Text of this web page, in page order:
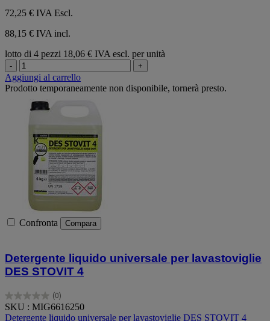
72,25 € IVA Escl.
88,15 € IVA incl.
lotto di 4 pezzi 18,06 € IVA escl. per unità
- +
Aggiungi al carrello
Prodotto temporaneamente non disponibile, tornerà presto.
Confronta Compara
Detergente liquido universale per lavastoviglie
DES STOVIT 4
(0)
0.0
su
SKU : MIG6616250
Detergente liquido universale per lavastoviglie DES STOVIT 4